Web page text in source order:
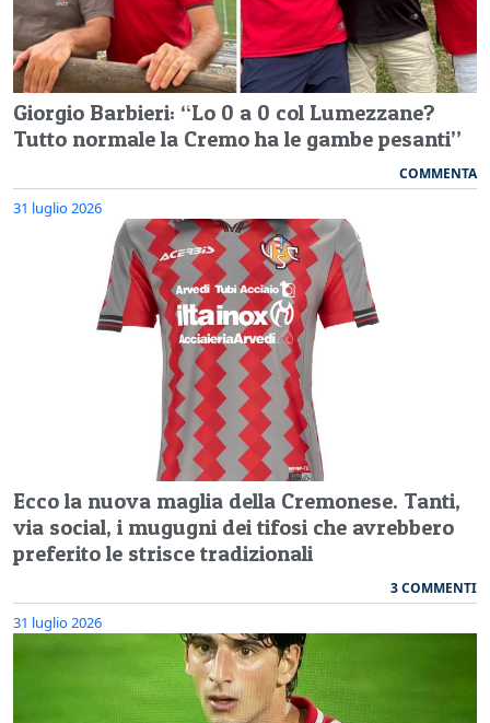
Giorgio Barbieri: “Lo 0 a 0 col Lumezzane?
Tutto normale la Cremo ha le gambe pesanti”
COMMENTA
31 luglio 2026
Ecco la nuova maglia della Cremonese. Tanti,
via social, i mugugni dei tifosi che avrebbero
preferito le strisce tradizionali
3 COMMENTI
31 luglio 2026